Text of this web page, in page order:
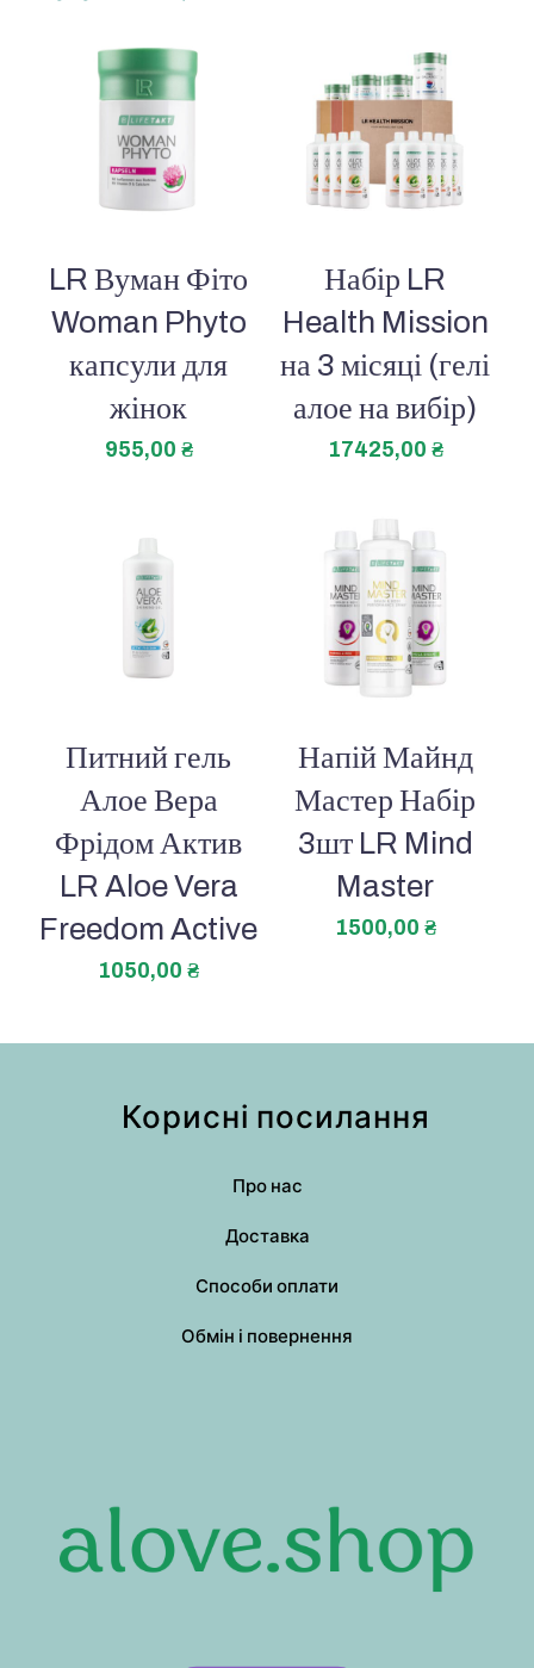
LR Вуман Фіто
Woman Phyto
капсули для
жінок
955,00 ₴
Набір LR
Health Mission
на 3 місяці (гелі
алое на вибір)
17425,00 ₴
Питний гель
Алое Вера
Фрідом Актив
LR Aloe Vera
Freedom Active
1050,00₴
Напій Майнд
Мастер Набір
3шт LR Mind
Master
1500,00 ₴
Корисні посилання
Про нас
Доставка
Способи оплати
Обмін і повернення